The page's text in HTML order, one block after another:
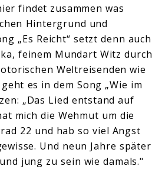
findet zusammen was
Hintergrund und
„Es Reicht“ setzt denn auch
feinem Mundart Witz durch
Weltreisenden wie
es in dem Song „Wie im
„Das Lied entstand auf
mich die Wehmut um die
22 und hab so viel Angst
Und neun Jahre später
jung zu sein wie damals."